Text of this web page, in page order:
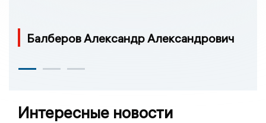
Балберов Александр Александрович
Интересные новости